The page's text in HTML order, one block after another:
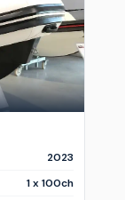
2023
1 x 100ch